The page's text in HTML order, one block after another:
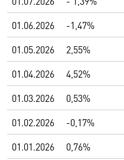
01.06.2026
-1,47%
01.05.2026
2,55%
01.04.2026
4,52%
01.03.2026
0,53%
01.02.2026
-0,17%
01.01.2026
0,76%